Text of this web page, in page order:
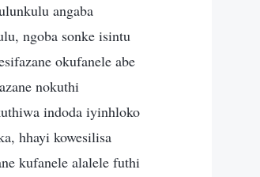
angaba
ngoba sonke isintu
okufanele abe
nokuthi
indoda iyinhloko
hhayi kowesilisa
kufanele alalele futhi